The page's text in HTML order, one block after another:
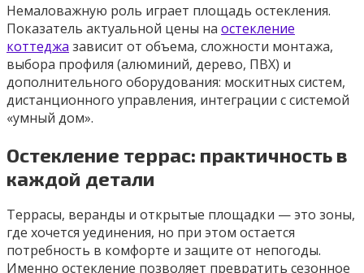
Немаловажную роль играет площадь остекления.
Показатель актуальной цены на остекление
коттеджа зависит от объема, сложности монтажа,
выбора профиля (алюминий, дерево, ПВХ) и
дополнительного оборудования: москитных систем,
дистанционного управления, интеграции с системой
«умный дом».
Остекление террас: практичность в
каждой детали
Террасы, веранды и открытые площадки — это зоны,
где хочется уединения, но при этом остается
потребность в комфорте и защите от непогоды.
Именно остекление позволяет превратить сезонное